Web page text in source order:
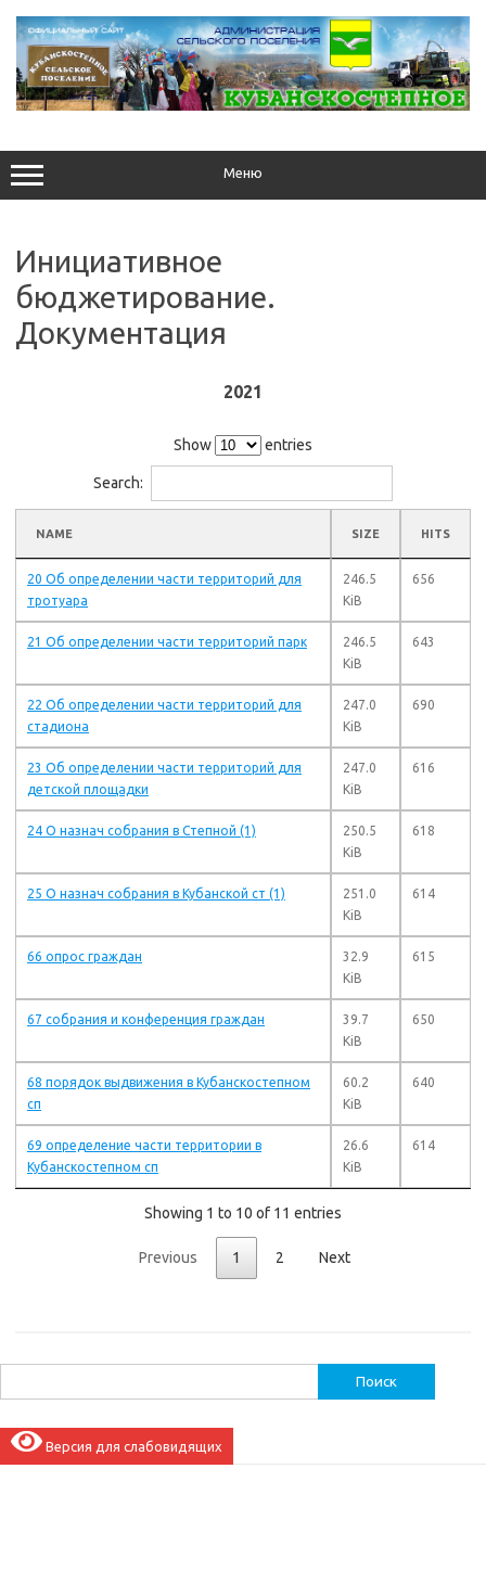
содержимому
Меню
Инициативное
бюджетирование.
Документация
2021
Show entries
Search:
NAME SIZE HITS
20 Об определении части территорий для
тротуара
246.5
KiB
656
21 Об определении части территорий парк
246.5
KiB
643
22 Об определении части территорий для
стадиона
247.0
KiB
690
23 Об определении части территорий для
детской площадки
247.0
KiB
616
24 О назнач собрания в Степной (1)
250.5
KiB
618
25 О назнач собрания в Кубанской ст (1)
251.0
KiB
614
66 опрос граждан
32.9
KiB
615
67 собрания и конференция граждан
39.7
KiB
650
68 порядок выдвижения в Кубанскостепном
сп
60.2
KiB
640
69 определение части территории в
Кубанскостепном сп
26.6
KiB
614
Showing 1 to 10 of 11 entries
Previous 1 2 Next
Версия для слабовидящих